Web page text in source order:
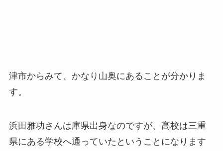
津市からみて、かなり山奥にあることが分かりま
す。
浜田雅功さんは庫県出身なのですが、高校は三重
県にある学校へ通っていたということになります